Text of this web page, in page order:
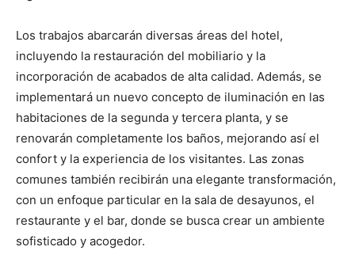
Los trabajos abarcarán diversas áreas del hotel,
incluyendo la restauración del mobiliario y la
incorporación de acabados de alta calidad. Además, se
implementará un nuevo concepto de iluminación en las
habitaciones de la segunda y tercera planta, y se
renovarán completamente los baños, mejorando así el
confort y la experiencia de los visitantes. Las zonas
comunes también recibirán una elegante transformación,
con un enfoque particular en la sala de desayunos, el
restaurante y el bar, donde se busca crear un ambiente
sofisticado y acogedor.